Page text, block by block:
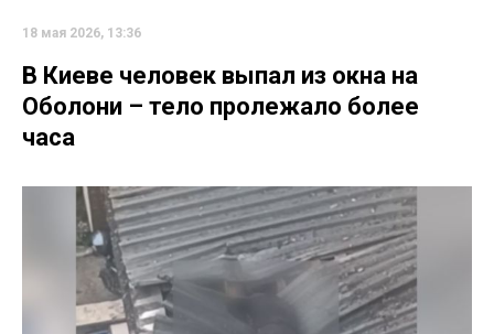
18 мая 2026, 13:36
В Киеве человек выпал из окна на
Оболони – тело пролежало более
часа